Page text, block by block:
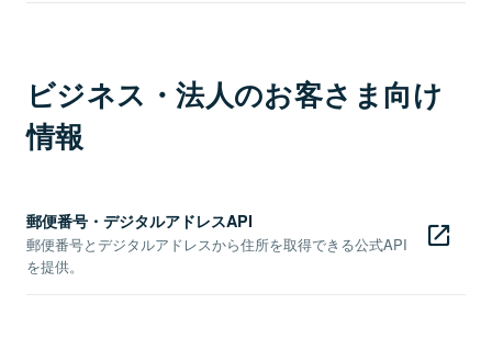
ビジネス・法人のお客さま向け
情報
郵便番号・デジタルアドレスAPI
郵便番号とデジタルアドレスから住所を取得できる公式API
を提供。